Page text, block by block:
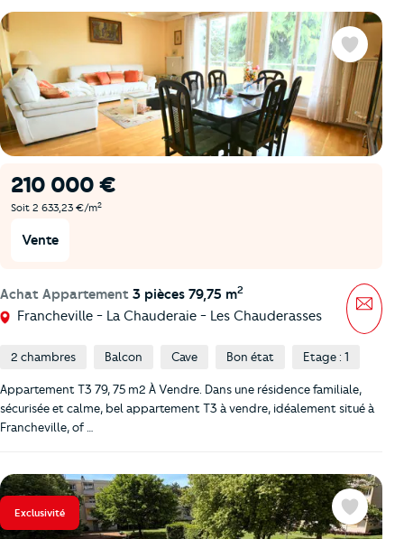
210 000 €
Soit 2 633,23 €/m2
Vente
Achat Appartement 3 pièces 79,75 m2
Francheville - La Chauderaie - Les Chauderasses
Favoris
2 chambres Balcon Cave Bon état Etage : 1
Appartement T3 79, 75 m2 À Vendre. Dans une résidence familiale,
sécurisée et calme, bel appartement T3 à vendre, idéalement situé à
Francheville, of …
Exclusivité Favoris